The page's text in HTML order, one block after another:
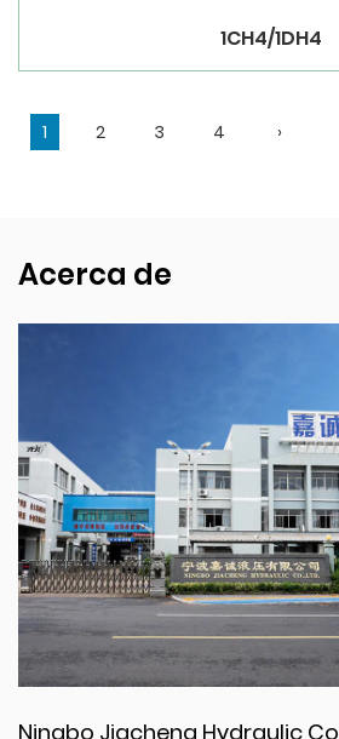
1CH4/1DH4
1 2 3 4 ›
Acerca de
Ningbo Jiacheng Hydraulic